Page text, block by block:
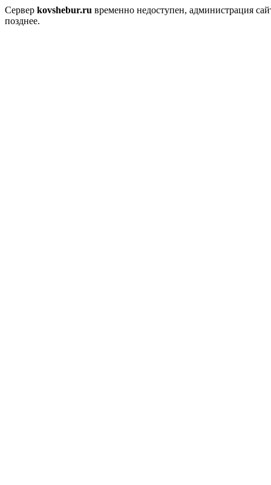
Сервер kovshebur.ru временно недоступен, администрация
позднее.